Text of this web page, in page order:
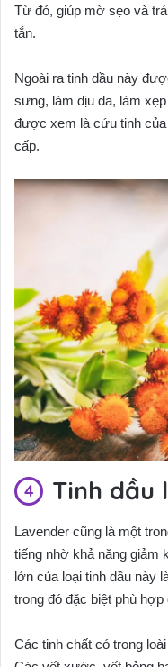
Từ đó, giúp mờ sẹo và
tắn.
Ngoài ra tinh dầu này
sưng, làm dịu da, làm
được xem là cứu tinh
cấp.
Tinh dầu
Lavender cũng là một
tiếng nhờ khả năng giảm
lớn của loại tinh dầu này
trong đó đặc biệt phù
Các tinh chất có trong